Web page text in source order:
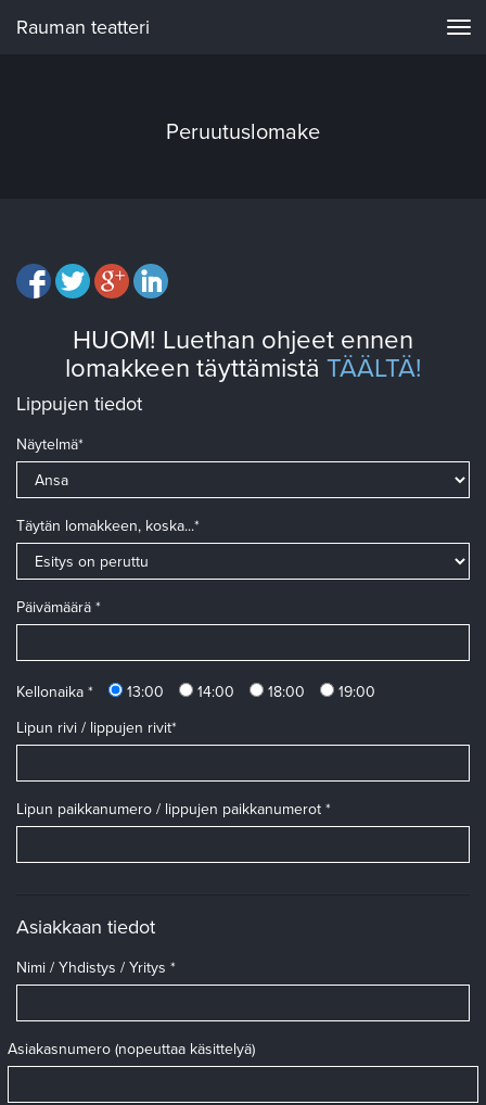
Rauman teatteri
Peruutuslomake
HUOM! Luethan ohjeet ennen
lomakkeen täyttämistä TÄÄLTÄ!
Lippujen tiedot
Näytelmä*
Täytän lomakkeen, koska...*
Päivämäärä *
Kellonaika * 13:00 14:00 18:00
19:00
Lipun rivi / lippujen rivit*
Lipun paikkanumero / lippujen paikkanumerot *
Asiakkaan tiedot
Nimi / Yhdistys / Yritys *
Asiakasnumero (nopeuttaa käsittelyä)